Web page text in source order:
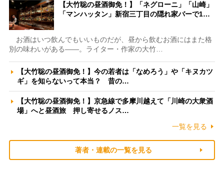
【大竹聡の昼酒御免！】「ネグローニ」「山崎」
「マンハッタン」新宿三丁目の隠れ家バーで1…
お酒はいつ飲んでもいいものだが、昼から飲むお酒にはまた格
別の味わいがある――。ライター・作家の大竹…
【大竹聡の昼酒御免！】今の若者は「なめろう」や「キヌカツ
ギ」を知らないって本当？ 昔の…
【大竹聡の昼酒御免！】京急線で多摩川越えて「川崎の大衆酒
場」へと昼酒旅 押し寄せるノス…
一覧を見る
著者・連載の一覧を見る